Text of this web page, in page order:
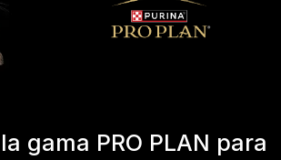
gama PRO PLAN para